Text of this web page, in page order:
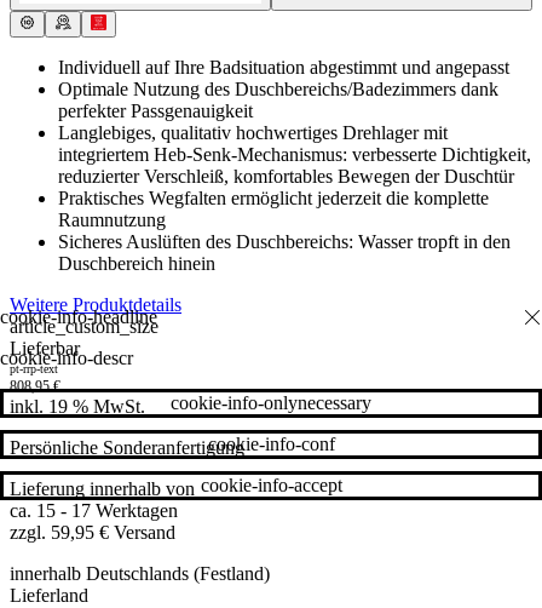
Individuell auf Ihre Badsituation abgestimmt und angepasst
Optimale Nutzung des Duschbereichs/Badezimmers dank
perfekter Passgenauigkeit
Langlebiges, qualitativ hochwertiges Drehlager mit
integriertem Heb-Senk-Mechanismus: verbesserte Dichtigkeit,
reduzierter Verschleiß, komfortables Bewegen der Duschtür
Praktisches Wegfalten ermöglicht jederzeit die komplette
Raumnutzung
Sicheres Auslüften des Duschbereichs: Wasser tropft in den
Duschbereich hinein
Weitere Produktdetails
article_custom_size
Lieferbar
pt-rrp-text
808,95€
inkl. 19 % MwSt.
Persönliche Sonderanfertigung
Lieferung innerhalb von
ca. 15 - 17 Werktagen
zzgl. 59,95 € Versand
innerhalb Deutschlands (Festland)
Lieferland
cookie-info-descr
cookie-info-accept
cookie-info-conf
cookie-info-onlynecessary